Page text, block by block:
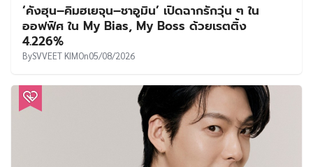
‘คังฮุน–คิมฮเยจุน–ชาอูมิน’ เปิดฉากรักวุ่น ๆ ใน
ออฟฟิศ ใน My Bias, My Boss ด้วยเรตติ้ง
4.226%
BySVVEET KIMOn05/08/2026